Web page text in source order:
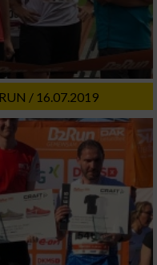
/ 16.07.2019